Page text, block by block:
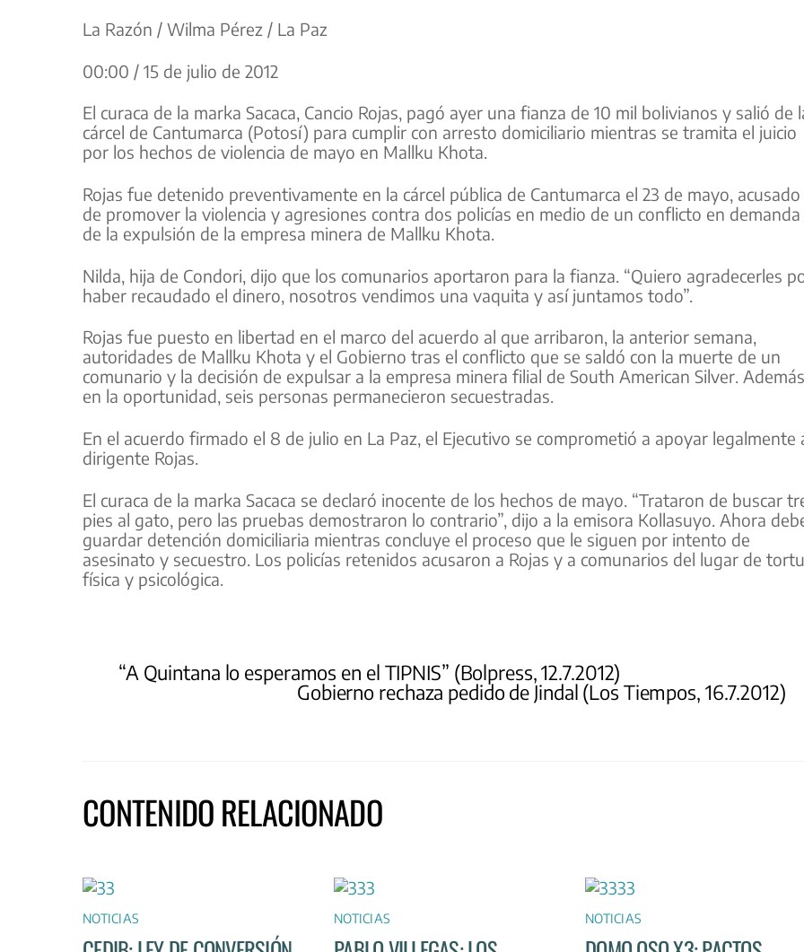
La Razón / Wilma Pérez / La Paz
00:00 / 15 de julio de 2012
El curaca de la marka Sacaca, Cancio Rojas, pagó ayer una fianza de 10 mil bolivianos y salió de
cárcel de Cantumarca (Potosí) para cumplir con arresto domiciliario mientras se tramita el juicio
por los hechos de violencia de mayo en Mallku Khota.
Rojas fue detenido preventivamente en la cárcel pública de Cantumarca el 23 de mayo, acusado
de promover la violencia y agresiones contra dos policías en medio de un conflicto en demanda
de la expulsión de la empresa minera de Mallku Khota.
Nilda, hija de Condori, dijo que los comunarios aportaron para la fianza. “Quiero agradecerles
haber recaudado el dinero, nosotros vendimos una vaquita y así juntamos todo”.
Rojas fue puesto en libertad en el marco del acuerdo al que arribaron, la anterior semana,
autoridades de Mallku Khota y el Gobierno tras el conflicto que se saldó con la muerte de un
comunario y la decisión de expulsar a la empresa minera filial de South American Silver.
en la oportunidad, seis personas permanecieron secuestradas.
En el acuerdo firmado el 8 de julio en La Paz, el Ejecutivo se comprometió a apoyar legalmente
dirigente Rojas.
El curaca de la marka Sacaca se declaró inocente de los hechos de mayo. “Trataron de buscar
pies al gato, pero las pruebas demostraron lo contrario”, dijo a la emisora Kollasuyo. Ahora
guardar detención domiciliaria mientras concluye el proceso que le siguen por intento de
asesinato y secuestro. Los policías retenidos acusaron a Rojas y a comunarios del lugar de
física y psicológica.
“A Quintana lo esperamos en el TIPNIS” (Bolpress, 12.7.2012)
Gobierno rechaza pedido de Jindal (Los Tiempos, 16.7.2012)
CONTENIDO RELACIONADO
NOTICIAS NOTICIAS NOTICIAS